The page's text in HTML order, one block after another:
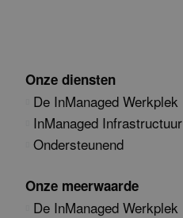
Onze diensten
De InManaged Werkplek
InManaged Infrastructuur
Ondersteunend
Onze meerwaarde
De InManaged Werkplek